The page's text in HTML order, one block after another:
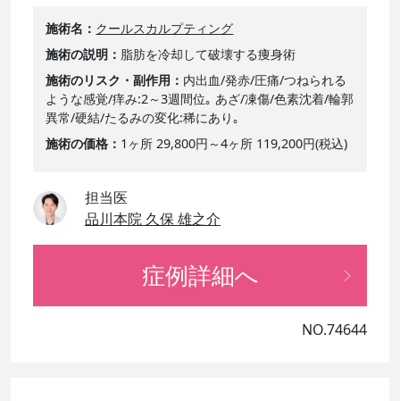
施術名
クールスカルプティング
施術の説明
脂肪を冷却して破壊する痩身術
施術のリスク・副作用
内出血/発赤/圧痛/つねられる
ような感覚/痒み:2～3週間位｡ あざ/凍傷/色素沈着/輪郭
異常/硬結/たるみの変化:稀にあり｡
施術の価格
1ヶ所 29,800円～4ヶ所 119,200円(税込)
担当医
品川本院 久保 雄之介
症例詳細へ
NO.74644